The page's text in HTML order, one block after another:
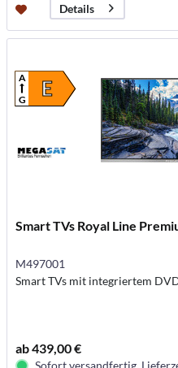
Details
E
A
G
Smart TVs Royal Line
M497001
Smart TVs mit integriertem
ab 439,00 €